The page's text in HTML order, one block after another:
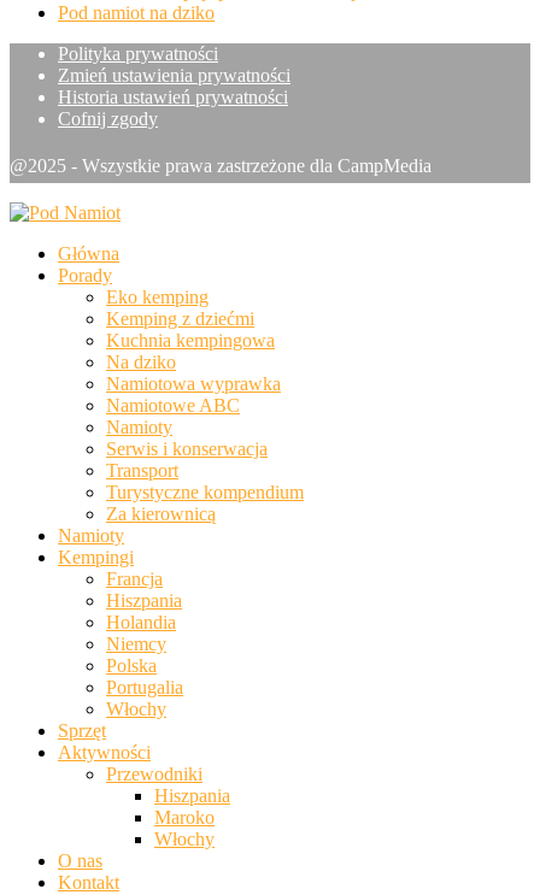
Pod namiot na dziko
Polityka prywatności
Zmień ustawienia prywatności
Historia ustawień prywatności
Cofnij zgody
@2025 - Wszystkie prawa zastrzeżone dla CampMedia
Główna
Porady
Eko kemping
Kemping z dziećmi
Kuchnia kempingowa
Na dziko
Namiotowa wyprawka
Namiotowe ABC
Namioty
Serwis i konserwacja
Transport
Turystyczne kompendium
Za kierownicą
Namioty
Kempingi
Francja
Hiszpania
Holandia
Niemcy
Polska
Portugalia
Włochy
Sprzęt
Aktywności
Przewodniki
Hiszpania
Maroko
Włochy
O nas
Kontakt